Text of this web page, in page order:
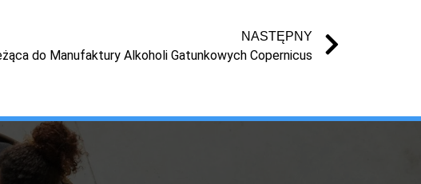
NASTĘPNY
do Manufaktury Alkoholi Gatunkowych Copernicus